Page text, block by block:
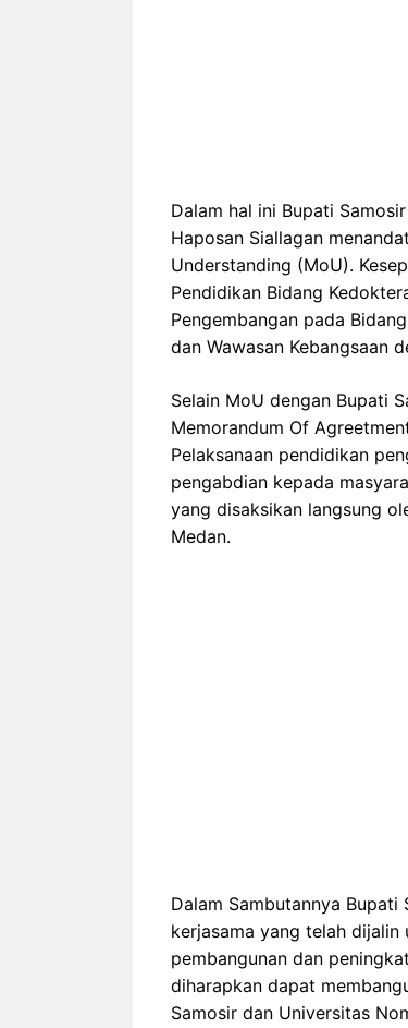
Dalam hal ini Bupati
Haposan Siallagan
Understanding (MoU).
Pendidikan Bidang
Pengembangan pada
dan Wawasan Kebangsaan
Selain MoU dengan Bupati
Memorandum Of
Pelaksanaan pendidikan
pengabdian kepada
yang disaksikan langsung
Medan.
Dalam Sambutannya
kerjasama yang telah
pembangunan dan
diharapkan dapat
Samosir dan Universitas